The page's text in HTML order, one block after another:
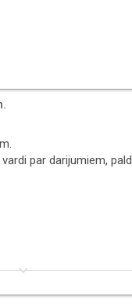
par darijumiem,
keyboard_arrow_down